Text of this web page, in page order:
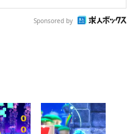
Sponsored by